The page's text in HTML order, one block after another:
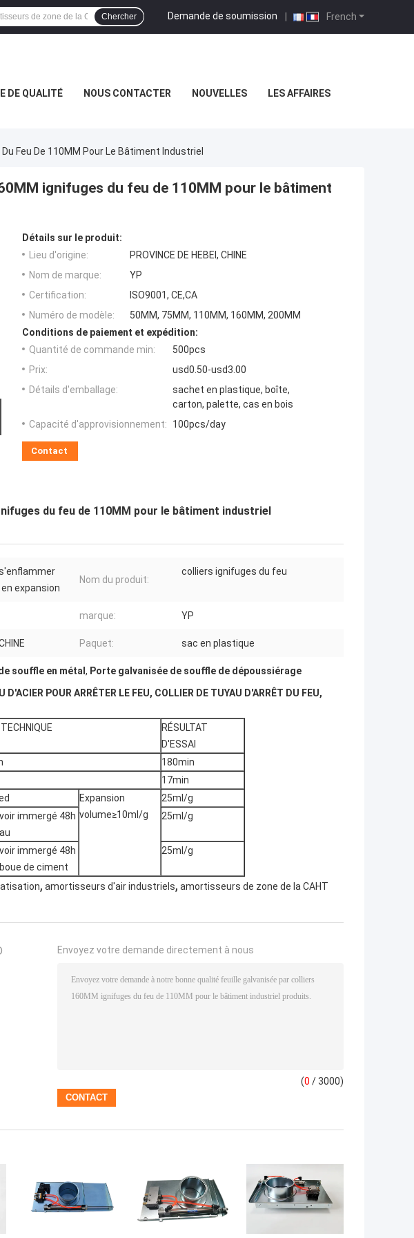
French
Demande de soumission |
Chercher
DE QUALITÉ NOUS CONTACTER NOUVELLES LES AFFAIRES
Feu De 110MM Pour Le Bâtiment Industriel
ignifuges du feu de 110MM pour le bâtiment
Détails sur le produit:
Lieu d'origine:
PROVINCE DE HEBEI, CHINE
Nom de marque:
YP
Certification:
ISO9001, CE,CA
Numéro de modèle:
50MM, 75MM, 110MM, 160MM, 200MM
Conditions de paiement et expédition:
Quantité de commande min:
500pcs
Prix:
usd0.50-usd3.00
Détails d'emballage:
sachet en plastique, boîte,
carton, palette, cas en bois
Capacité d'approvisionnement:
100pcs/day
Contact
du feu de 110MM pour le bâtiment industriel
expansion
Nom du produit:
colliers ignifuges du feu
marque: YP
Paquet: sac en plastique
souffle en métal , Porte galvanisée de souffle de dépoussiérage
D'ACIER POUR ARRÊTER LE FEU, COLLIER DE TUYAU D'ARRÊT DU FEU,
RÉSULTAT
D'ESSAI
180min
17min
Expansion
volume≥10ml/g
25ml/g
immergé 48h
25ml/g
immergé 48h
de ciment
25ml/g
, amortisseurs d'air industriels, amortisseurs de zone de la CAHT
Envoyez votre demande directement à nous
(0 / 3000)